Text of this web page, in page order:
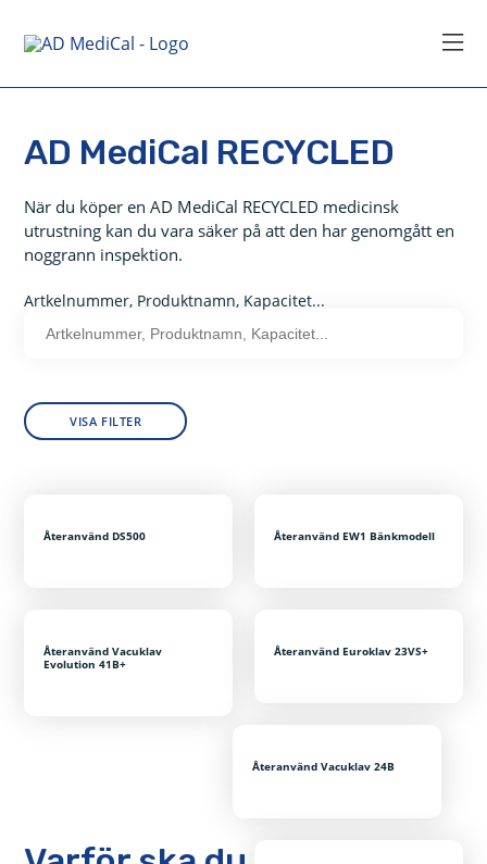
AD MediCal RECYCLED
När du köper en AD MediCal RECYCLED medicinsk
utrustning kan du vara säker på att den har genomgått en
noggrann inspektion.
Artkelnummer, Produktnamn, Kapacitet...
VISA FILTER
Återanvänd DS500 Återanvänd EW1 Bänkmodell
Återanvänd Vacuklav
Evolution 41B+
Återanvänd Euroklav 23VS+
Återanvänd Vacuklav 24B